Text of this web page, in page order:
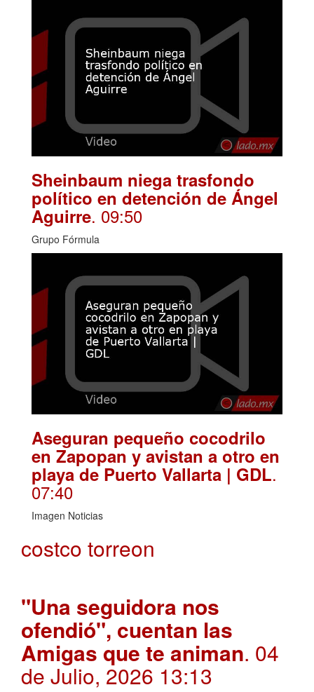
Sheinbaum niega trasfondo
político en detención de Ángel
Aguirre. 09:50
Grupo Fórmula
Aseguran pequeño cocodrilo
en Zapopan y avistan a otro en
playa de Puerto Vallarta | GDL.
07:40
Imagen Noticias
costco torreon
"Una seguidora nos
ofendió", cuentan las
Amigas que te animan. 04
de Julio, 2026 13:13